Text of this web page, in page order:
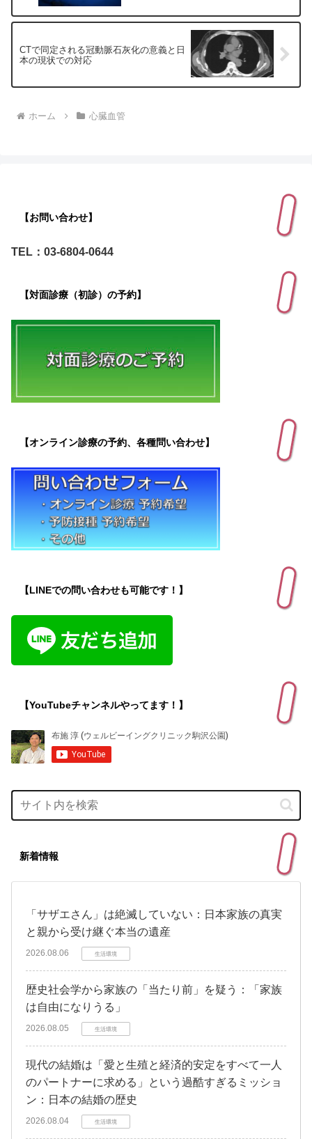
CTで同定される冠動脈石灰化の意義と日
本の現状での対応
ホーム 心臓血管
【お問い合わせ】
TEL：03-6804-0644
【対面診療（初診）の予約】
【オンライン診療の予約、各種問い合わせ】
【LINEでの問い合わせも可能です！】
【YouTubeチャンネルやってます！】
新着情報
「サザエさん」は絶滅していない：日本家族の真実
と親から受け継ぐ本当の遺産
2026.08.06 生活環境
歴史社会学から家族の「当たり前」を疑う：「家族
は自由になりうる」
2026.08.05 生活環境
現代の結婚は「愛と生殖と経済的安定をすべて一人
のパートナーに求める」という過酷すぎるミッショ
ン：日本の結婚の歴史
2026.08.04 生活環境